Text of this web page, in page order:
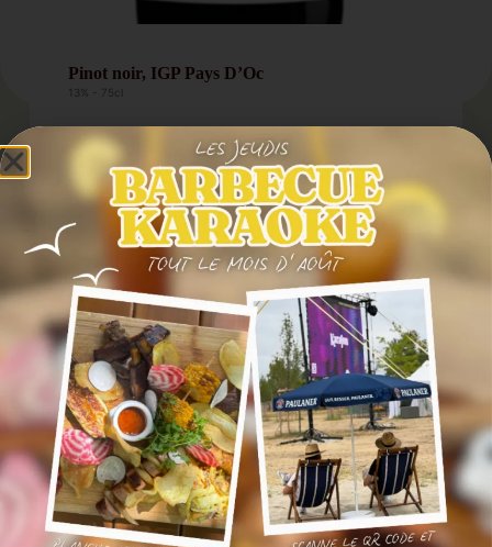
Pinot noir, IGP Pays D’Oc
13% - 75cl
Cépage Pinot Noir : Léger, fruité et clair.